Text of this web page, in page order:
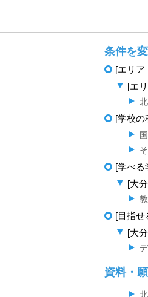
条件を
[エリア
[エ
[学校の
[学べる
[大
[目指せ
[大
資料・